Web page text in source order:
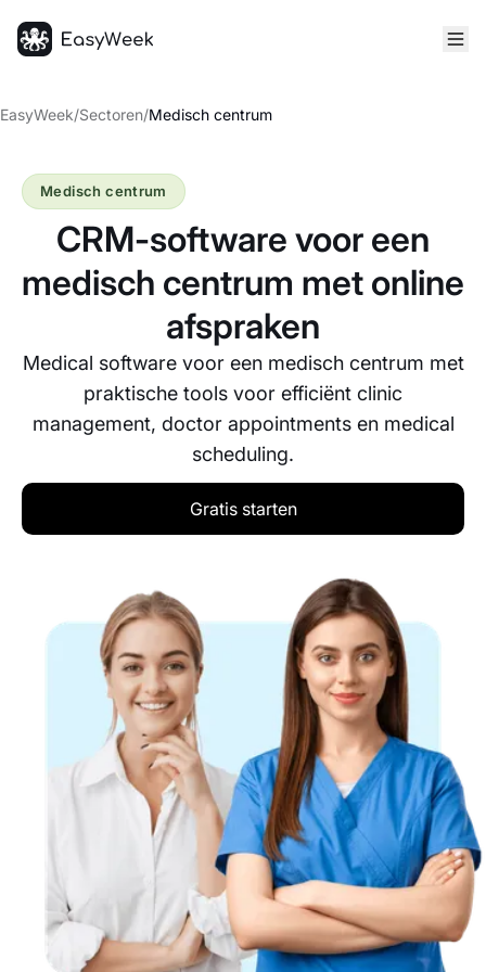
EasyWeek/Sectoren/Medisch centrum
CRM-software voor een
medisch centrum met online
afspraken
Medical software voor een medisch centrum met
praktische tools voor efficiënt clinic
management, doctor appointments en medical
scheduling.
Medisch centrum
Gratis starten